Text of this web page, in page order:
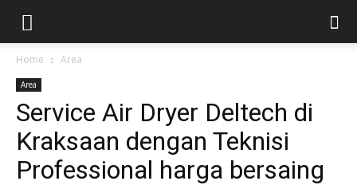
Home Area
Area
Service Air Dryer Deltech di
Kraksaan dengan Teknisi
Professional harga bersaing